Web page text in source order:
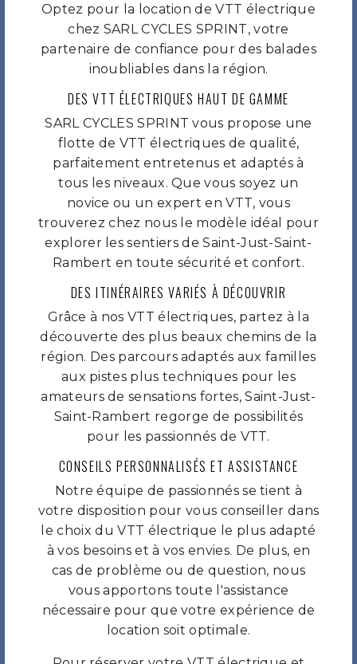
Optez pour la location de VTT électrique
chez SARL CYCLES SPRINT, votre
partenaire de confiance pour des balades
inoubliables dans la région.
DES VTT ÉLECTRIQUES HAUT DE GAMME
SARL CYCLES SPRINT vous propose une
flotte de VTT électriques de qualité,
parfaitement entretenus et adaptés à
tous les niveaux. Que vous soyez un
novice ou un expert en VTT, vous
trouverez chez nous le modèle idéal pour
explorer les sentiers de Saint-Just-Saint-
Rambert en toute sécurité et confort.
DES ITINÉRAIRES VARIÉS À DÉCOUVRIR
Grâce à nos VTT électriques, partez à la
découverte des plus beaux chemins de la
région. Des parcours adaptés aux familles
aux pistes plus techniques pour les
amateurs de sensations fortes, Saint-Just-
Saint-Rambert regorge de possibilités
pour les passionnés de VTT.
CONSEILS PERSONNALISÉS ET ASSISTANCE
Notre équipe de passionnés se tient à
votre disposition pour vous conseiller dans
le choix du VTT électrique le plus adapté
à vos besoins et à vos envies. De plus, en
cas de problème ou de question, nous
vous apportons toute l'assistance
nécessaire pour que votre expérience de
location soit optimale.